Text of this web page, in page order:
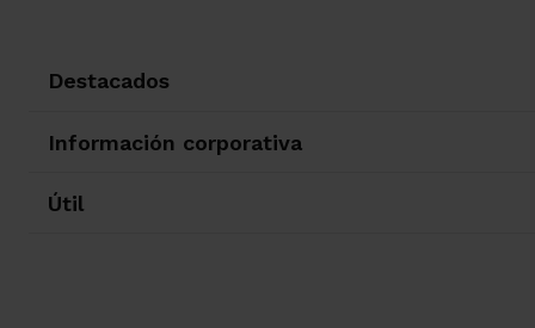
Destacados
Información corporativa
Útil